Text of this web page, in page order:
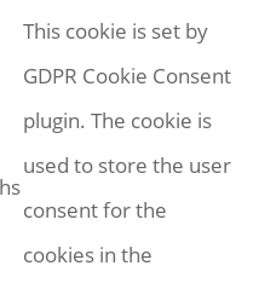
This cookie is set by
GDPR Cookie Consent
plugin. The cookie is
used to store the user
consent for the
cookies in the